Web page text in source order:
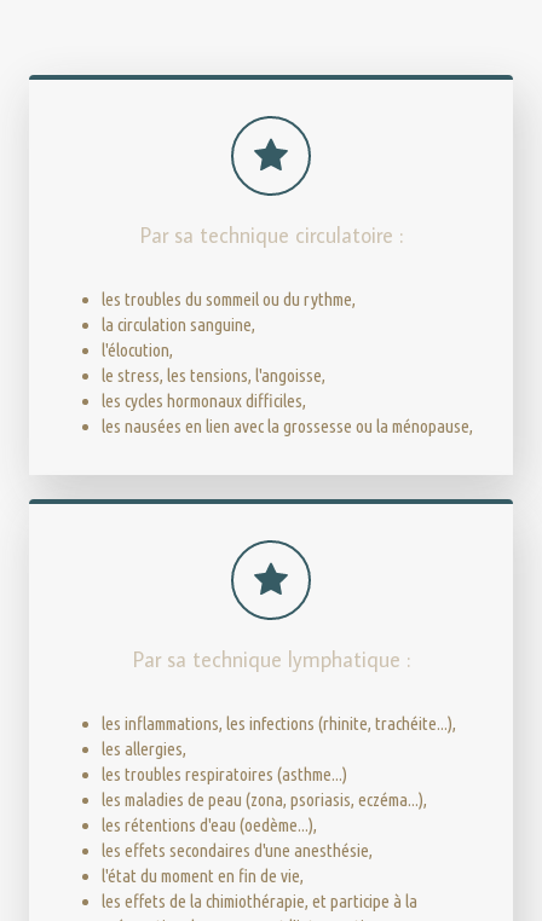
Par sa technique circulatoire :
les troubles du sommeil ou du rythme,
la circulation sanguine,
l'élocution,
le stress, les tensions, l'angoisse,
les cycles hormonaux difficiles,
les nausées en lien avec la grossesse ou la ménopause,
Par sa technique lymphatique :
les inflammations, les infections (rhinite, trachéite...),
les allergies,
les troubles respiratoires (asthme...)
les maladies de peau (zona, psoriasis, eczéma...),
les rétentions d'eau (oedème...),
les effets secondaires d'une anesthésie,
l'état du moment en fin de vie,
les effets de la chimiothérapie, et participe à la